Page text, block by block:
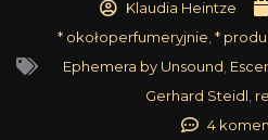
Klaudia Heintze
* okołoperfumeryjnie *
Ephemera by Unsound
Gerhard Steidl
4